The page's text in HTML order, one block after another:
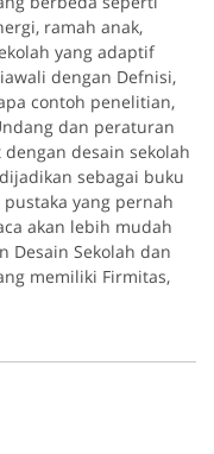
ramah anak,
yang adaptif
dengan Defnisi,
contoh penelitian,
dan peraturan
desain sekolah
sebagai buku
yang pernah
akan lebih mudah
Desain Sekolah dan
memiliki Firmitas,